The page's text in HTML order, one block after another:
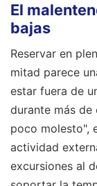
El
bajas
Reservar en
mitad parece
estar fuera de
durante más de
poco molesto",
actividad
excursiones al